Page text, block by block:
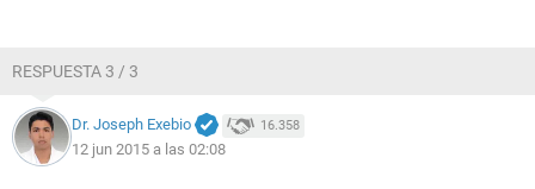
RESPUESTA 3 / 3
Dr. Joseph Exebio 16.358
12 jun 2015 a las 02:08